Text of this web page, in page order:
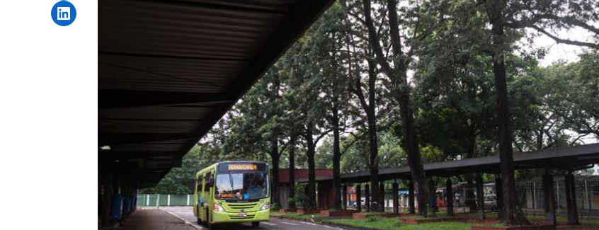
Share on LinkedIn